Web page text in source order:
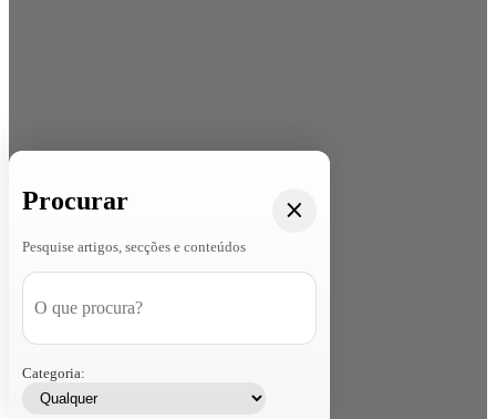
Procurar
Pesquise artigos, secções e conteúdos
Categoria: